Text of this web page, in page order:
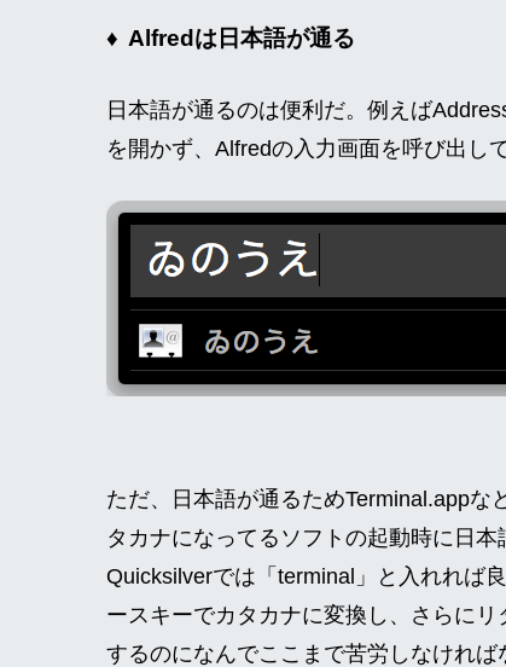
Alfredは日本語が通る
日本語が通るのは便利だ。例えば
を開かず、Alfredの入力画面を呼び出し
ただ、日本語が通るためTerminal.appな
タカナになってるソフトの起動時に日
Quicksilverでは「terminal」と入れれば
ースキーでカタカナに変換し、さらに
するのになんでここまで苦労しなければ